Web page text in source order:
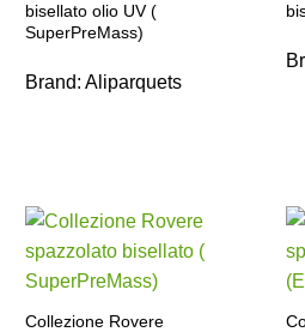
bisellato olio UV (
SuperPreMass)
Brand: Aliparquets
Collezione Rovere